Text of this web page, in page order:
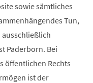
sowie sämtliches
Tun,
Paderborn. Bei
öffentlichen Rechts
ist der